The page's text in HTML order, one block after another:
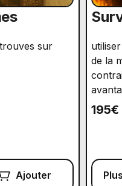
sur
Ajouter
de la
195€